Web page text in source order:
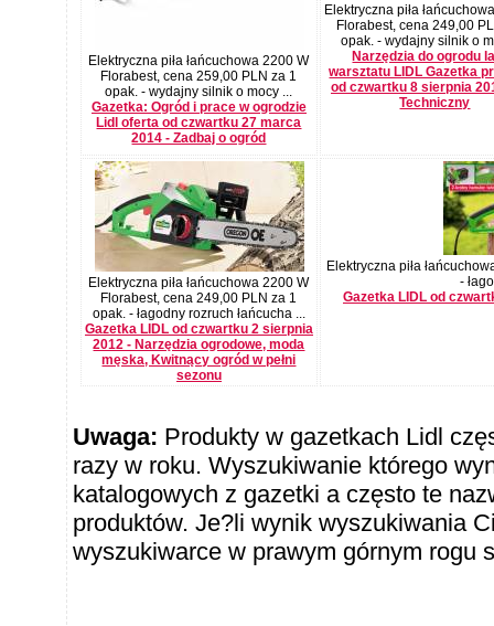
Elektryczna piła łańcuchowa 2200 W
Florabest, cena 259,00 PLN za 1
opak. - wydajny silnik o mocy ...
Gazetka: Ogród i prace w ogrodzie
Lidl oferta od czwartku 27 marca
2014 - Zadbaj o ogród
Elektryczna piła
Florabest, cena 249,00
opak. - wydajny silnik o
Narzędzia do ogrodu
warsztatu LIDL Gazetka
od czwartku 8 sierpnia
Techniczny
Elektryczna piła łańcuchowa 2200 W
Florabest, cena 249,00 PLN za 1
opak. - łagodny rozruch łańcucha ...
Gazetka LIDL od czwartku 2 sierpnia
2012 - Narzędzia ogrodowe, moda
męska, Kwitnący ogród w pełni
sezonu
Elektryczna piła
-
Gazetka LIDL od
Uwaga: Produkty w gazetkach Lidl
razy w roku. Wyszukiwanie którego
katalogowych z gazetki a często te
produktów. Je?li wynik wyszukiwania
wyszukiwarce w prawym górnym rogu